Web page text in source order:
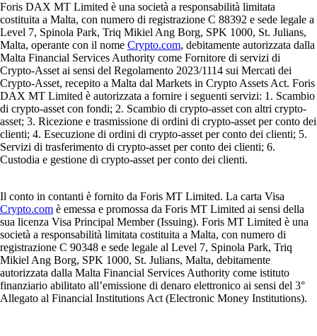
Foris DAX MT Limited è una società a responsabilità limitata
costituita a Malta, con numero di registrazione C 88392 e sede legale a
Level 7, Spinola Park, Triq Mikiel Ang Borg, SPK 1000, St. Julians,
Malta, operante con il nome Crypto.com, debitamente autorizzata dalla
Malta Financial Services Authority come Fornitore di servizi di
Crypto-Asset ai sensi del Regolamento 2023/1114 sui Mercati dei
Crypto-Asset, recepito a Malta dal Markets in Crypto Assets Act. Foris
DAX MT Limited è autorizzata a fornire i seguenti servizi: 1. Scambio
di crypto-asset con fondi; 2. Scambio di crypto-asset con altri crypto-
asset; 3. Ricezione e trasmissione di ordini di crypto-asset per conto dei
clienti; 4. Esecuzione di ordini di crypto-asset per conto dei clienti; 5.
Servizi di trasferimento di crypto-asset per conto dei clienti; 6.
Custodia e gestione di crypto-asset per conto dei clienti.
Il conto in contanti è fornito da Foris MT Limited. La carta Visa
Crypto.com è emessa e promossa da Foris MT Limited ai sensi della
sua licenza Visa Principal Member (Issuing). Foris MT Limited è una
società a responsabilità limitata costituita a Malta, con numero di
registrazione C 90348 e sede legale al Level 7, Spinola Park, Triq
Mikiel Ang Borg, SPK 1000, St. Julians, Malta, debitamente
autorizzata dalla Malta Financial Services Authority come istituto
finanziario abilitato all’emissione di denaro elettronico ai sensi del 3°
Allegato al Financial Institutions Act (Electronic Money Institutions).